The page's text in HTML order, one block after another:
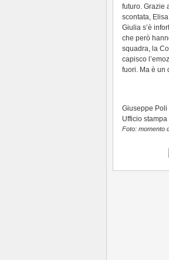
futuro. Grazie
scontata,
Giulia s’è
che però
squadra, la
capisco
fuori. Ma è un
Giuseppe Poli
Ufficio
Foto: momento